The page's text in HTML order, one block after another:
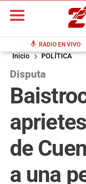
mic RADIO EN VIVO
Inicio POLÍTICA
Disputa
de
a una